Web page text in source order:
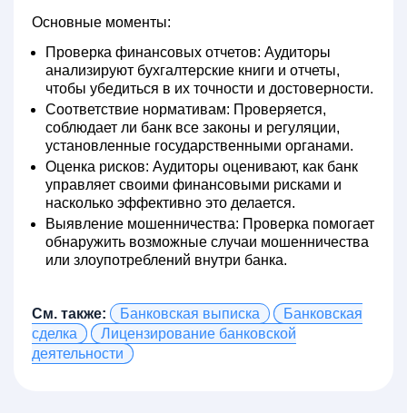
Основные моменты:
Проверка финансовых отчетов: Аудиторы
анализируют бухгалтерские книги и отчеты,
чтобы убедиться в их точности и достоверности.
Соответствие нормативам: Проверяется,
соблюдает ли банк все законы и регуляции,
установленные государственными органами.
Оценка рисков: Аудиторы оценивают, как банк
управляет своими финансовыми рисками и
насколько эффективно это делается.
Выявление мошенничества: Проверка помогает
обнаружить возможные случаи мошенничества
или злоупотреблений внутри банка.
См. также: Банковская выписка
Банковская
сделка
Лицензирование банковской
деятельности